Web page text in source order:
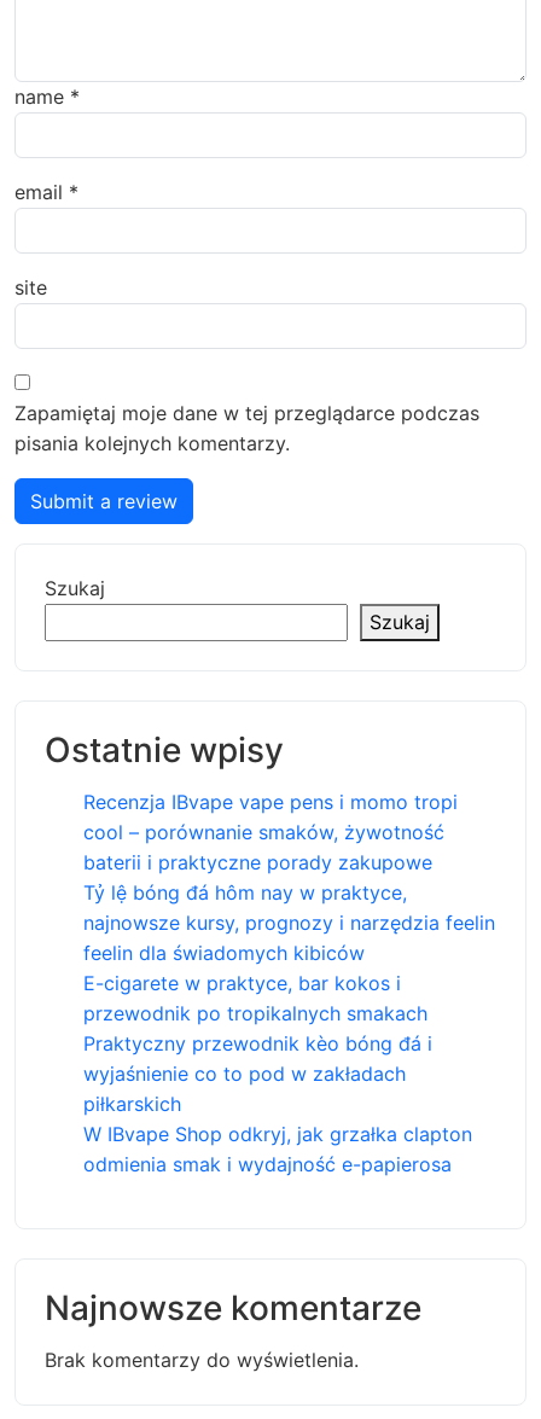
name *
email *
site
Zapamiętaj moje dane w tej przeglądarce podczas
pisania kolejnych komentarzy.
Submit a review
Szukaj
Szukaj
Ostatnie wpisy
Recenzja IBvape vape pens i momo tropi
cool – porównanie smaków, żywotność
baterii i praktyczne porady zakupowe
Tỷ lệ bóng đá hôm nay w praktyce,
najnowsze kursy, prognozy i narzędzia feelin
feelin dla świadomych kibiców
E-cigarete w praktyce, bar kokos i
przewodnik po tropikalnych smakach
Praktyczny przewodnik kèo bóng đá i
wyjaśnienie co to pod w zakładach
piłkarskich
W IBvape Shop odkryj, jak grzałka clapton
odmienia smak i wydajność e-papierosa
Najnowsze komentarze
Brak komentarzy do wyświetlenia.